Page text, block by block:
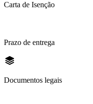
Carta de Isenção
Prazo de entrega
Documentos legais